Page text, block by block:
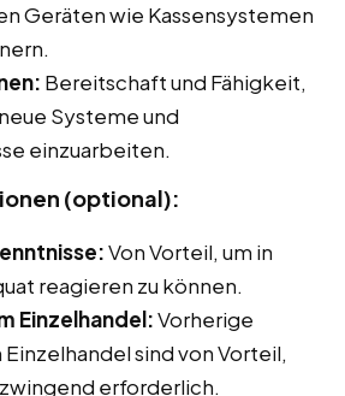
Geräten wie Kassensystemen
Bereitschaft und Fähigkeit,
Systeme und
einzuarbeiten.
(optional):
Von Vorteil, um in
reagieren zu können.
Einzelhandel:Vorherige
sind von Vorteil,
erforderlich.